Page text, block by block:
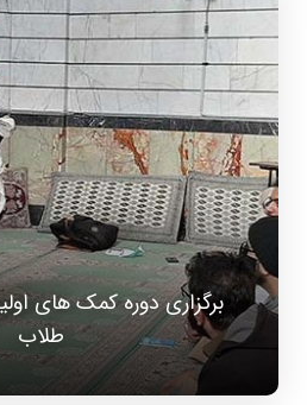
برگزاری دوره کمک های
طلاب